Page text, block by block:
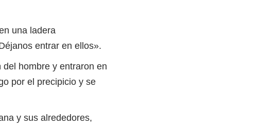
una ladera
entrar en ellos».
hombre y entraron en
por el precipicio y se
y sus alrededores,